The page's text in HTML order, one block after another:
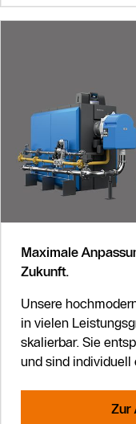
Maximale
Zukunft.
Unsere
in vielen
skalierbar. Sie
und sind individuell
Zur